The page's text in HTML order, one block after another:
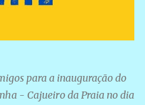
para a inauguração do
- Cajueiro da Praia no dia